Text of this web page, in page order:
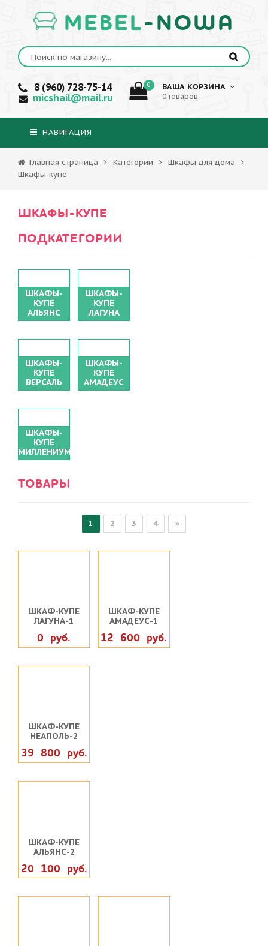
MEBEL-NOWA
8 (960) 728-75-14
micshail@mail.ru
0 ВАША КОРЗИНА
0 товаров
НАВИГАЦИЯ
Главная страница Категории
Шкафы для дома
Шкафы-купе
ШКАФЫ-КУПЕ
ПОДКАТЕГОРИИ
ШКАФЫ-
КУПЕ
АЛЬЯНС
ШКАФЫ-
КУПЕ
ЛАГУНА
ШКАФЫ-
КУПЕ
ВЕРСАЛЬ
ШКАФЫ-
КУПЕ
АМАДЕУС
ШКАФЫ-
КУПЕ
МИЛЛЕНИУМ
ТОВАРЫ
1 2 3 4 »
ШКАФ-КУПЕ
ЛАГУНА-1
0 руб.
ШКАФ-КУПЕ
АМАДЕУС-1
12 600 руб.
ШКАФ-КУПЕ
НЕАПОЛЬ-2
39 800 руб.
ШКАФ-КУПЕ
АЛЬЯНС-2
20 100 руб.